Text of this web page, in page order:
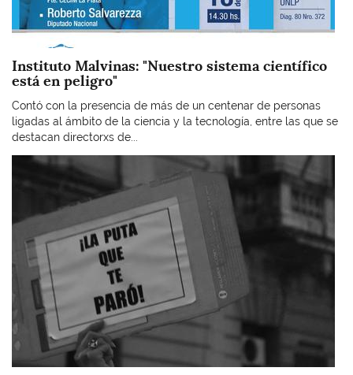
Instituto Malvinas: "Nuestro sistema científico
está en peligro"
Contó con la presencia de más de un centenar de personas
ligadas al ámbito de la ciencia y la tecnología, entre las que se
destacan directorxs de...
Imagen